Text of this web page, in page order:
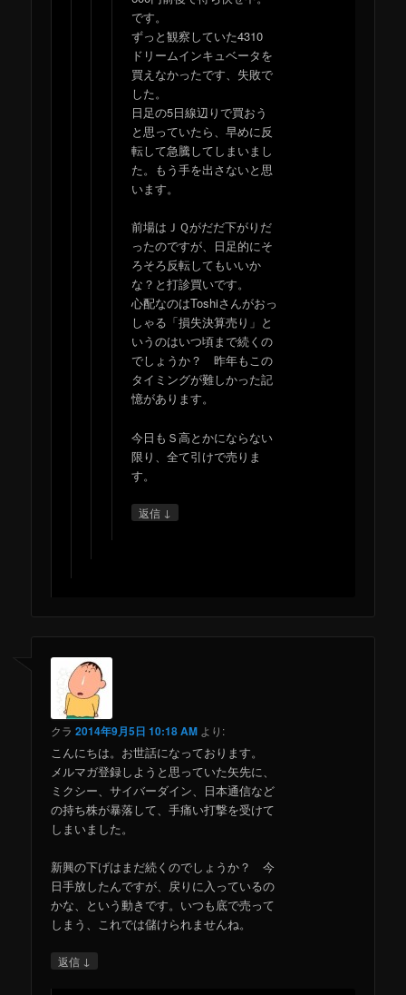
です。
ずっと観察していた4310
ドリームインキュベータを
買えなかったです、失敗で
した。
日足の5日線辺りで買おう
と思っていたら、早めに反
転して急騰してしまいまし
た。もう手を出さないと思
います。
前場はＪＱがだだ下がりだ
ったのですが、日足的にそ
ろそろ反転してもいいか
な？と打診買いです。
心配なのはToshiさんがおっ
しゃる「損失決算売り」と
いうのはいつ頃まで続くの
でしょうか？ 昨年もこの
タイミングが難しかった記
憶があります。
今日もＳ高とかにならない
限り、全て引けで売りま
す。
返信 ↓
クラ 2014年9月5日 10:18 AM より:
こんにちは。お世話になっております。
メルマガ登録しようと思っていた矢先に、
ミクシー、サイバーダイン、日本通信など
の持ち株が暴落して、手痛い打撃を受けて
しまいました。
新興の下げはまだ続くのでしょうか？ 今
日手放したんですが、戻りに入っているの
かな、という動きです。いつも底で売って
しまう、これでは儲けられませんね。
返信 ↓